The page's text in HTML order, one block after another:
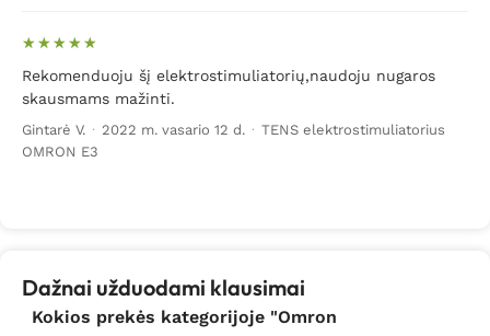
Rekomenduoju šį elektrostimuliatorių,naudoju nugaros
skausmams mažinti.
Gintarė V. · 2022 m. vasario 12 d. · TENS elektrostimuliatorius
OMRON E3
Dažnai užduodami klausimai
Kokios prekės kategorijoje "Omron